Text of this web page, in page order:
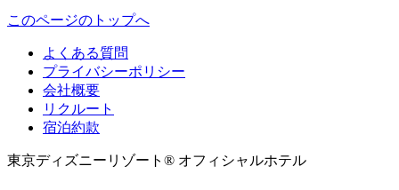
このページのトップへ
よくある質問
プライバシーポリシー
会社概要
リクルート
宿泊約款
東京ディズニーリゾート® オフィシャルホテル